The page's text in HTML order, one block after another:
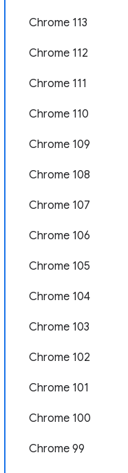
Chrome 113
Chrome 112
Chrome 111
Chrome 110
Chrome 109
Chrome 108
Chrome 107
Chrome 106
Chrome 105
Chrome 104
Chrome 103
Chrome 102
Chrome 101
Chrome 100
Chrome 99